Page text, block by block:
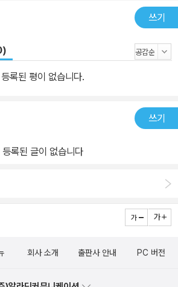
쓰기
등록된 평이 없습니다.
쓰기
등록된 글이 없습니다
회사 소개 출판사 안내 PC 버전